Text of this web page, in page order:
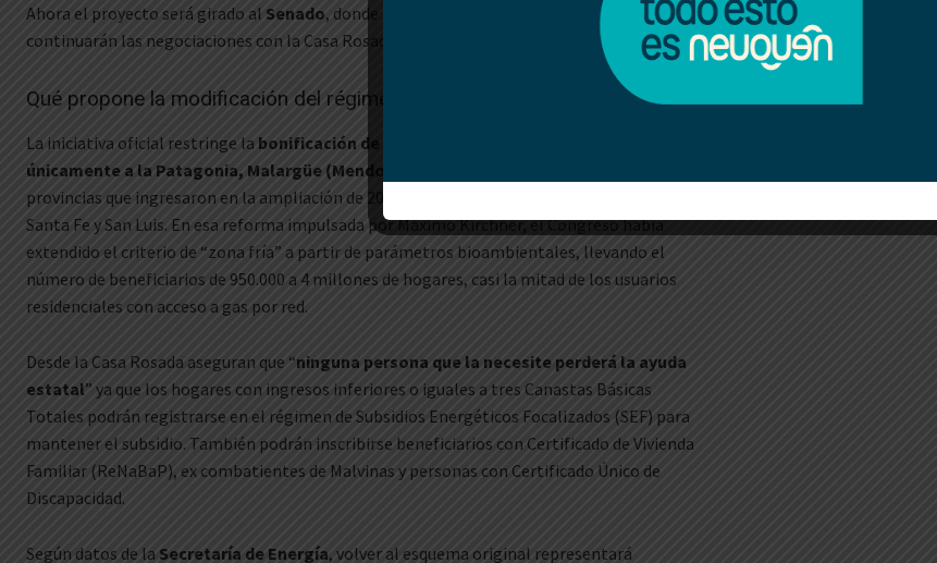
Ahora el proyecto será girado al Senado, donde las provincias tienen aún más poder y
continuarán las negociaciones con la Casa Rosada.
Qué propone la modificación del régimen de Zonas Frías
La iniciativa oficial restringe la bonificación de hasta el 50% de la tarifa de gas
únicamente a la Patagonia, Malargüe (Mendoza) y la Puna
provincias que ingresaron en la ampliación de 2021, por ejemplo, Buenos Aires, Córdoba,
Santa Fe y San Luis. En esa reforma impulsada por Máximo Kirchner, el Congreso había
extendido el criterio de “zona fría” a partir de parámetros bioambientales, llevando el
número de beneficiarios de 950.000 a 4 millones de hogares, casi la mitad de los usuarios
residenciales con acceso a gas por red.
Desde la Casa Rosada aseguran que “ninguna persona que la necesite perderá la ayuda
estatal” ya que los hogares con ingresos inferiores o iguales a tres Canastas Básicas
Totales podrán registrarse en el régimen de Subsidios Energéticos Focalizados (SEF) para
mantener el subsidio. También podrán inscribirse beneficiarios con Certificado de Vivienda
Familiar (ReNaBaP), ex combatientes de Malvinas y personas con Certificado Único de
Discapacidad.
Según datos de la Secretaría de Energía, volver al esquema original representará